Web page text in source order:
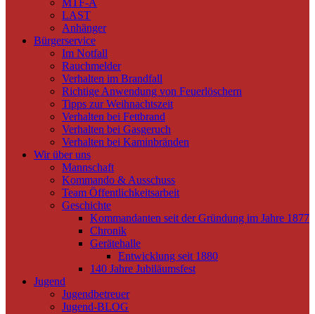
MTF-A
LAST
Anhänger
Bürgerservice
Im Notfall
Rauchmelder
Verhalten im Brandfall
Richtige Anwendung von Feuerlöschern
Tipps zur Weihnachtszeit
Verhalten bei Fettbrand
Verhalten bei Gasgeruch
Verhalten bei Kaminbränden
Wir über uns
Mannschaft
Kommando & Ausschuss
Team Öffentlichkeitsarbeit
Geschichte
Kommandanten seit der Gründung im Jahre 1877
Chronik
Gerätehalle
Entwicklung seit 1880
140 Jahre Jubiläumsfest
Jugend
Jugendbetreuer
Jugend-BLOG